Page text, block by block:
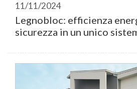
11/11/2024
Legnobloc: efficienza
sicurezza in un unico